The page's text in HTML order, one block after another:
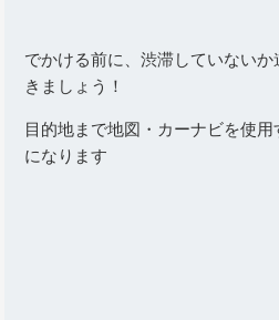
でかける前に、渋滞していない
きましょう！
目的地まで地図・カーナビを使
になります